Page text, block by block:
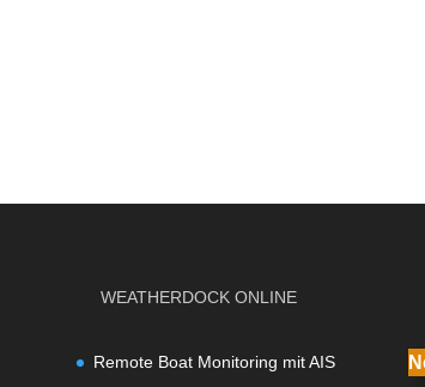
WEATHERDOCK ONLINE
Remote Boat Monitoring mit AIS